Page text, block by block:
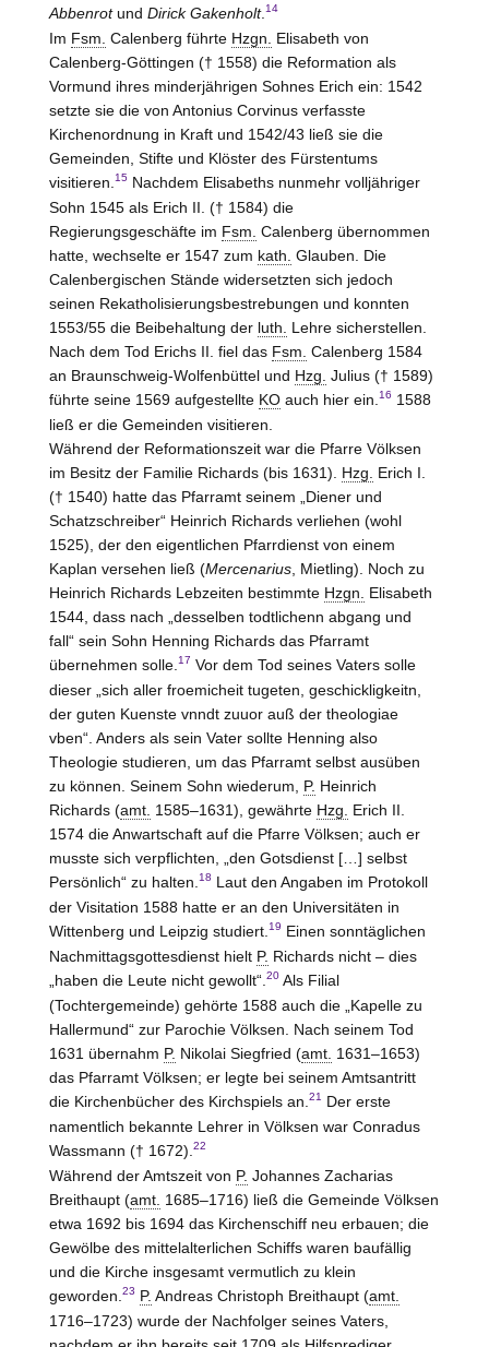
Abbenrotund Dirick Gakenholt. 14
Im Fsm. Calenberg führte Hzgn.
Elisabeth von
Calenberg-Göttingen († 1558) die Reformation als
Vormund ihres minderjährigen Sohnes Erich ein: 1542
setzte sie die von Antonius Corvinus verfasste
Kirchenordnung in Kraft und 1542/43 ließ sie die
Gemeinden, Stifte und Klöster des Fürstentums
visitieren. 15Nachdem Elisabeths nunmehr volljähriger
Sohn 1545 als Erich II. († 1584) die
Regierungsgeschäfte im Fsm. Calenberg übernommen
hatte, wechselte er 1547 zum kath. Glauben. Die
Calenbergischen Stände widersetzten sich jedoch
seinen Rekatholisierungsbestrebungen und konnten
1553/55 die Beibehaltung der luth.
Lehre sicherstellen.
Nach dem Tod Erichs II. fiel das Fsm. Calenberg 1584
an Braunschweig-Wolfenbüttelund Hzg. Julius († 1589)
führte seine 1569 aufgestellte KOauch hier ein. 16 1588
ließ er die Gemeinden visitieren.
Während der Reformationszeit war die Pfarre Völksen
im Besitz der Familie Richards (bis 1631). Hzg.
Erich I.
(† 1540) hatte das Pfarramt seinem „Diener und
Schatzschreiber“ Heinrich Richards verliehen (wohl
1525), der den eigentlichen Pfarrdienst von einem
Kaplan versehen ließ (Mercenarius, Mietling). Noch zu
Heinrich Richards Lebzeiten bestimmte Hzgn.
Elisabeth
1544, dass nach „desselben todtlichenn abgang und
fall“ sein Sohn Henning Richards das Pfarramt
übernehmen solle. 17 Vor dem Tod seines Vaters solle
dieser „sich aller froemicheit tugeten, geschickligkeitn,
der guten Kuenste vnndt zuuor auß der theologiae
vben“. Anders als sein Vater sollte Henning also
Theologie studieren, um das Pfarramt selbst ausüben
zu können. Seinem Sohn wiederum, P. Heinrich
Richards (amt. 1585–1631), gewährte Hzg.
Erich II.
1574 die Anwartschaft auf die Pfarre Völksen; auch er
musste sich verpflichten, „den Gotsdienst […] selbst
Persönlich“ zu halten. 18 Laut den Angaben im Protokoll
der Visitation 1588 hatte er an den Universitäten in
Wittenberg und Leipzig studiert. 19 Einen sonntäglichen
Nachmittagsgottesdienst hielt P. Richards nicht – dies
„haben die Leute nicht gewollt“. 20Als Filial
(Tochtergemeinde) gehörte 1588 auch die „Kapelle zu
Hallermund“ zur Parochie Völksen. Nach seinem Tod
1631 übernahm P. Nikolai Siegfried (amt. 1631–1653)
das Pfarramt Völksen; er legte bei seinem Amtsantritt
die Kirchenbücher des Kirchspiels an. 21
Der erste
namentlich bekannte Lehrer in Völksen war Conradus
Wassmann († 1672). 22
Während der Amtszeit von P. Johannes Zacharias
Breithaupt (amt. 1685–1716) ließ die Gemeinde Völksen
etwa 1692 bis 1694 das Kirchenschiff neu erbauen; die
Gewölbe des mittelalterlichen Schiffs waren baufällig
und die Kirche insgesamt vermutlich zu klein
geworden. 23 P. Andreas Christoph Breithaupt (amt.
1716–1723) wurde der Nachfolger seines Vaters,